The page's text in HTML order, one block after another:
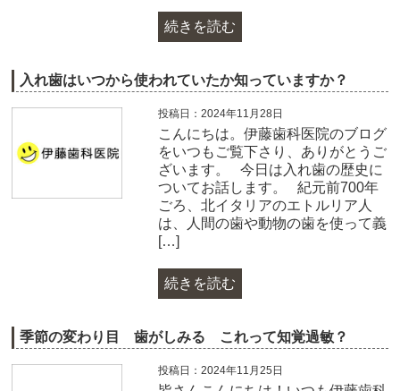
続きを読む
入れ歯はいつから使われていたか知っていますか？
投稿日：2024年11月28日
こんにちは。伊藤歯科医院のブログ
をいつもご覧下さり、ありがとうご
ざいます。 今日は入れ歯の歴史に
ついてお話します。 紀元前700年
ごろ、北イタリアのエトルリア人
は、人間の歯や動物の歯を使って義
[…]
続きを読む
季節の変わり目 歯がしみる これって知覚過敏？
投稿日：2024年11月25日